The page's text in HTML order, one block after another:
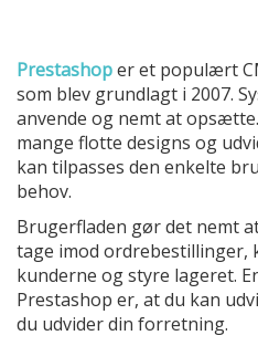
Prestashoper et populært
som blev grundlagt i 2007.
anvende og nemt at
mange flotte designs og
kan tilpasses den enkelte
behov.
Brugerfladen gør det nemt
tage imod ordrebestillinger,
kunderne og styre lageret.
Prestashop er, at du kan
du udvider din forretning.